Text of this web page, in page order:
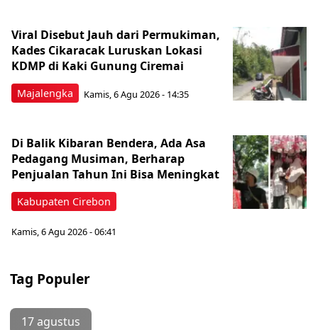
Majalengka
Viral Disebut Jauh dari Permukiman,
Kades Cikaracak Luruskan Lokasi
KDMP di Kaki Gunung Ciremai
Kamis, 6 Agu 2026 - 14:35
Kabupaten Cirebon
Di Balik Kibaran Bendera, Ada Asa
Pedagang Musiman, Berharap
Penjualan Tahun Ini Bisa Meningkat
Kamis, 6 Agu 2026 - 06:41
Tag Populer
17 agustus